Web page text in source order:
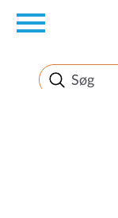
en
Borger